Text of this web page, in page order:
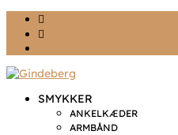
SMYKKER
ANKELKÆDER
ARMBÅND